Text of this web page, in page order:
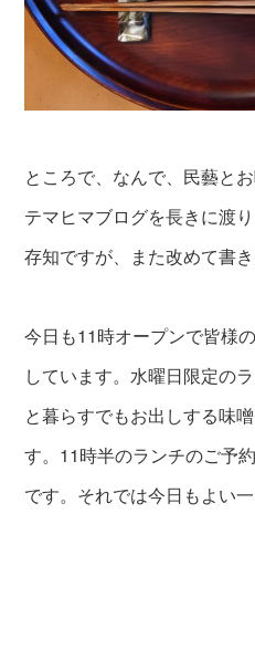
ところで、なんで、民藝と
テマヒマブログを長きに渡
存知ですが、また改めて書
今日も11時オープンで皆様
しています。水曜日限定の
と暮らすでもお出しする味
す。11時半のランチのご予
です。それでは今日もよい一